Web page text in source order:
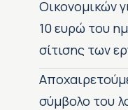
Οικονομικών
10 ευρώ του
σίτισης των
σύμβολο του